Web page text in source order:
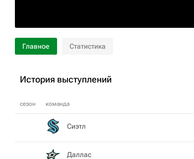
Главное Статистика
История выступлений
сезон команда
Сиэтл
Даллас